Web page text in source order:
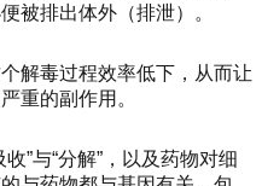
被排出体外（排泄）。
解毒过程效率低下，从而让
重的副作用。
”与“分解”，以及药物对细